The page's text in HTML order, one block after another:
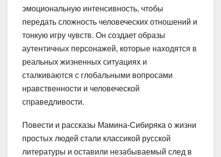
эмоциональную интенсивность, чтобы
передать сложность человеческих отношений и
тонкую игру чувств. Он создает образы
аутентичных персонажей, которые находятся в
реальных жизненных ситуациях и
сталкиваются с глобальными вопросами
нравственности и человеческой
справедливости.
Повести и рассказы Мамина-Сибиряка о жизни
простых людей стали классикой русской
литературы и оставили незабываемый след в